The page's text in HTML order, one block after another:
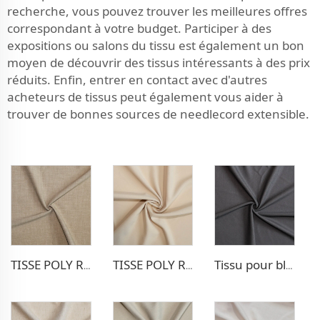
recherche, vous pouvez trouver les meilleures offres
correspondant à votre budget. Participer à des
expositions ou salons du tissu est également un bon
moyen de découvrir des tissus intéressants à des prix
réduits. Enfin, entrer en contact avec d'autres
acheteurs de tissus peut également vous aider à
trouver de bonnes sources de needlecord extensible.
TISSE POLY RAYON POUR PANTALONS EXTENSIBLE TISSE POLY RAYON POUR BLAZER Tissu pour blazer extensible TR